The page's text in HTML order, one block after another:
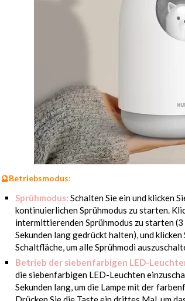
🔮Betriebsmodus:
Sprühmodus: Schalten Sie ein und klicken
kontinuierlichen Sprühmodus zu starten.
intermittierenden Sprühmodus zu starten (3
Sekunden lang gedrückt halten), und
Schaltfläche, um alle Sprühmodi
Betrieb der siebenfarbigen LED-
die siebenfarbigen LED-Leuchten
Sekunden lang, um die Lampe mit der